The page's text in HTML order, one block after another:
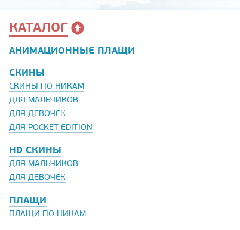
КАТАЛОГ
АНИМАЦИОННЫЕ ПЛАЩИ
СКИНЫ
СКИНЫ ПО НИКАМ
ДЛЯ МАЛЬЧИКОВ
ДЛЯ ДЕВОЧЕК
ДЛЯ POCKET EDITION
HD СКИНЫ
ДЛЯ МАЛЬЧИКОВ
ДЛЯ ДЕВОЧЕК
ПЛАЩИ
ПЛАЩИ ПО НИКАМ